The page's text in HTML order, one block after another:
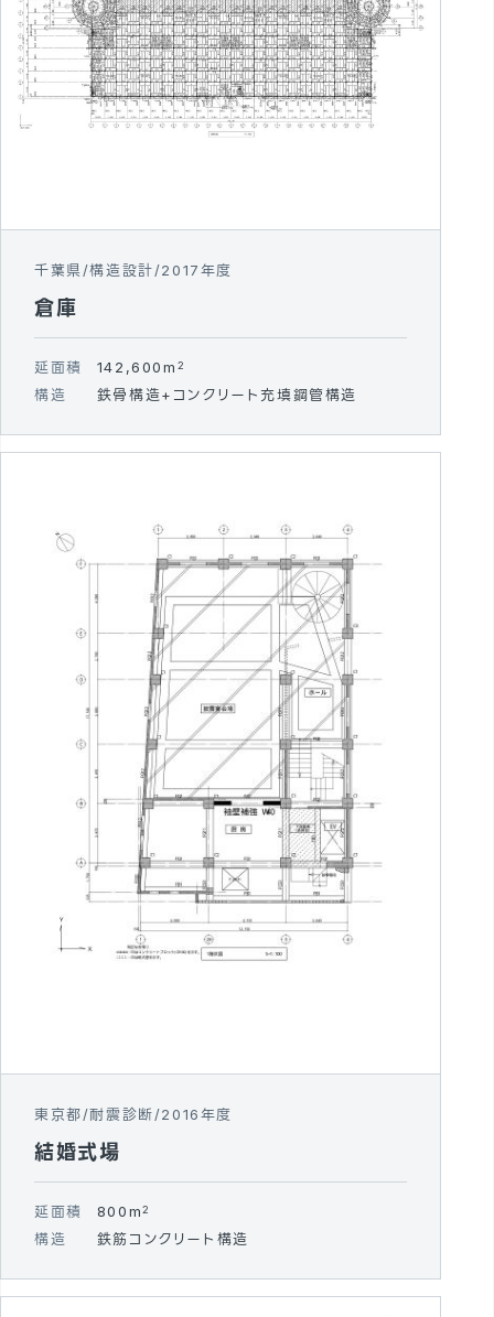
千葉県 構造設計 2017年度
倉庫
延面積 142,600m 2
構造 鉄骨構造+コンクリート充填鋼管構造
東京都 耐震診断 2016年度
結婚式場
延面積 800m2
構造 鉄筋コンクリート構造